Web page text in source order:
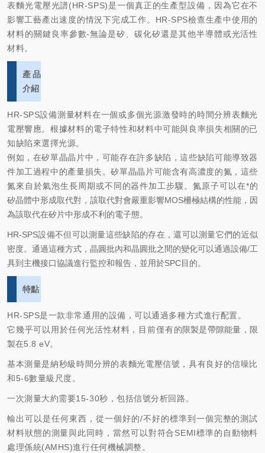
表麵光電壓光譜(HR-SPS)是一個真正的生產型設備，因為它在不
影響工藝產出速度的情況下完成工作。HR-SPS檢查生產中使用的
材料的關鍵良率參數-無論是矽、碳化矽還是其他半導體或光活性
材料。
產品
介紹
HR-SPS設備測量材料在一個或多個光源激發時的時間分辨表麵光
電壓響應。根據材料的電子特性和材料中可能與良率損失相關的已
知缺陷來選擇光源。
例如，在矽單晶晶片中，可能存在許多缺陷，這些缺陷可能導致器
件加工過程中的產量損失。矽單晶晶片可能含有高濃度的氮，這些
氮來自於氣泡生長周期或不同的器件加工步驟。氮原子可以在*的
矽晶體中形成取代對，該取代對會嚴重影響MOS柵極結構的性能，因
為該取代在矽片中形成不利的電子態。
HR-SPS設備不但可以測量這些缺陷的存在，還可以測量它們的近似
密度。通過這種方式，晶圓批內和晶圓批之間的變化可以通過設備/工
具到主機接口協議進行監控和報告，並用於SPC目的。
特點
HR-SPS是一款非常通用的設備，可以通過多種方式進行配置。
它幾乎可以用於任何光活性材料，目前僅有的限製是帶隙能量，限
製在5.8 eV。
基本測量是納秒級時間分辨的表麵光電壓信號，具有良好的信噪比
和5-6數量級尺度。
一次測量大約需要15-30秒，包括信號分析回路。
輸出可以是任何東西，從一個好的/不好的標準到一個完整的測試
材料狀態的測量與此同時，當然可以對符合SEMI標準的自動物料
處理係統(AMHS)進行任何機械調整。